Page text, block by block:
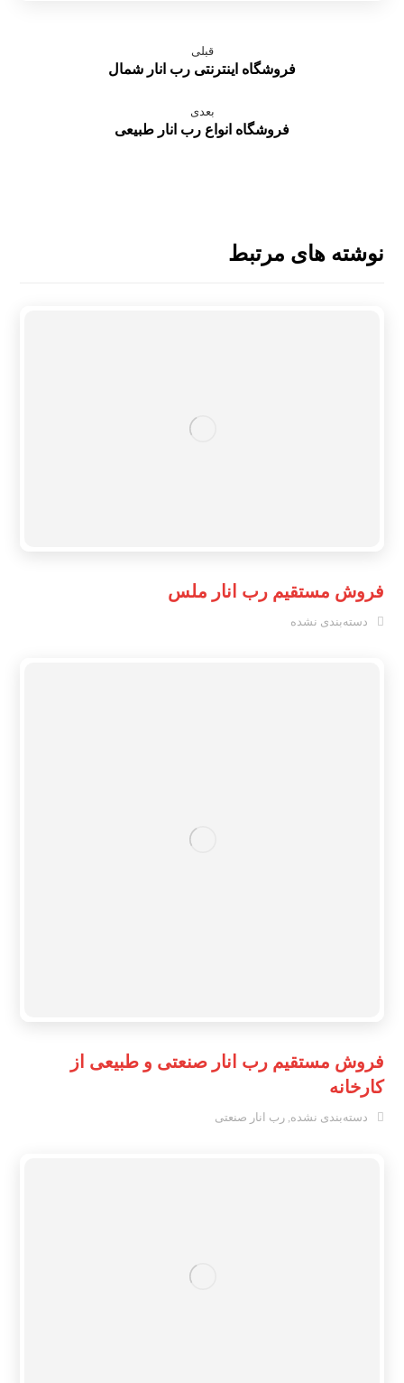
قبلی
فروشگاه اینترنتی رب انار شمال
بعدی
فروشگاه انواع رب انار طبیعی
نوشته های مرتبط
فروش مستقیم رب انار ملس
دسته‌بندی نشده
فروش مستقیم رب انار صنعتی و طبیعی از
کارخانه
دسته‌بندی نشده,رب انار صنعتی